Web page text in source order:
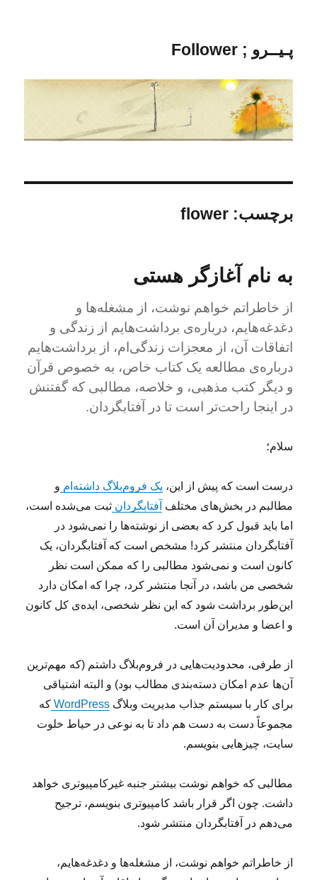
پـیــرو ; Follower
برچسب:flower
به نام آغازگر هستی
از خاطراتم خواهم نوشت، از مشغله‌ها و
دغدغه‌هایم، درباره‌ی برداشت‌هایم از زندگی و
اتفاقات آن، از معجزات زندگی‌ام، از برداشت‌هایم
درباره‌ی مطالعه یک کتاب خاص، به خصوص قرآن
و دیگر کتب مذهبی، و خلاصه، مطالبی که گفتنش
در اینجا راحت‌تر است تا در آفتابگردان.
سلام؛
درست است که پیش از این، یک فروم‌بلاگ داشته‌ام و
مطالبم در بخش‌های مختلف آفتابگردانثبت می‌شده است،
اما باید قبول کرد که بعضی از نوشته‌ها را نمی‌شود در
آفتابگردان منتشر کرد! مشخص است که آفتابگردان، یک
کانون است و نمی‌شود مطالبی را که ممکن است نظر
شخصی من باشد، در آنجا منتشر کرد، چرا که امکان دارد
این‌طور برداشت شود که این نظر شخصی، ایده‌ی کل کانون
و اعضا و مدیران آن است.
از طرفی، محدودیت‌هایی در فروم‌بلاگ داشتم (که مهم‌ترین
آن‌ها عدم امکان دسته‌بندی مطالب بود) و البته اشتیاقی
برای کار با سیستم جذاب مدیریت وبلاگWordPress که
مجموعاً دست به دست هم داد تا به نوعی در حیاط خلوت
سایت، چیزهایی بنویسم.
مطالبی که خواهم نوشت بیشتر جنبه غیرکامپیوتری خواهد
داشت. چون اگر قرار باشد کامپیوتری بنویسم، ترجیح
می‌دهم در آفتابگردان منتشر شود.
از خاطراتم خواهم نوشت، از مشغله‌ها و دغدغه‌هایم،